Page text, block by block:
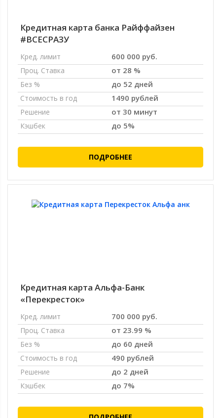
Кредитная карта банка Райффайзен
#ВСЕСРАЗУ
Кред. лимит 600 000 руб.
Проц. Ставка от 28 %
Без % до 52 дней
Стоимость в год 1490 рублей
Решение от 30 минут
Кэшбек до 5%
ПОДРОБНЕЕ
Кредитная карта Альфа-Банк
«Перекресток»
Кред. лимит 700 000 руб.
Проц. Ставка от 23.99 %
Без % до 60 дней
Стоимость в год 490 рублей
Решение до 2 дней
Кэшбек до 7%